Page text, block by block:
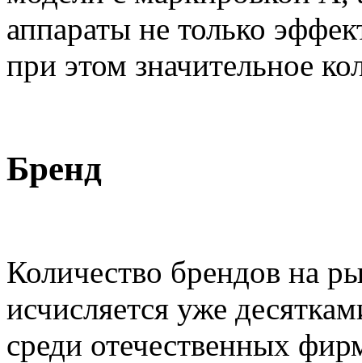
аппараты не только
при этом значительное
Бренд
Количество брендов на
исчисляется уже
среди отечественных